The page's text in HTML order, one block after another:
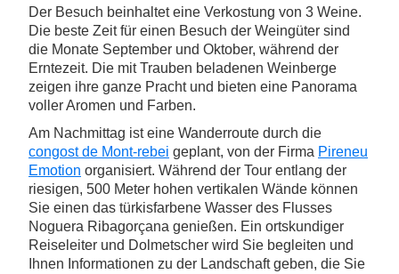
Der Besuch beinhaltet eine Verkostung von 3 Weine.
Die beste Zeit für einen Besuch der Weingüter sind
die Monate September und Oktober, während der
Erntezeit. Die mit Trauben beladenen Weinberge
zeigen ihre ganze Pracht und bieten eine Panorama
voller Aromen und Farben.
Am Nachmittag ist eine Wanderroute durch die
congost de Mont-rebei geplant, von der Firma Pireneu
Emotion organisiert. Während der Tour entlang der
riesigen, 500 Meter hohen vertikalen Wände können
Sie einen das türkisfarbene Wasser des Flusses
Noguera Ribagorçana genießen. Ein ortskundiger
Reiseleiter und Dolmetscher wird Sie begleiten und
Ihnen Informationen zu der Landschaft geben, die Sie